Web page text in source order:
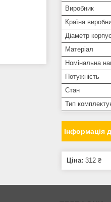
Виробник
Країна
Діаметр
Матеріал
Номінальна
Потужність
Стан
Тип
Інформація
Ціна: 312 ₴